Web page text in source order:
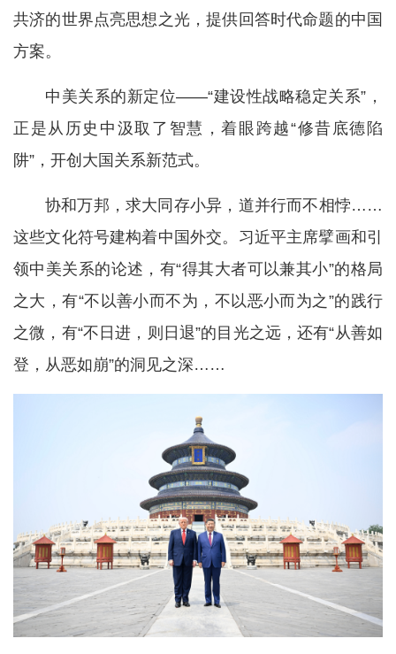
共济的世界点亮思想之光，提供回答时代命题的中国
方案。
中美关系的新定位——“建设性战略稳定关系”，
正是从历史中汲取了智慧，着眼跨越“修昔底德陷
阱”，开创大国关系新范式。
协和万邦，求大同存小异，道并行而不相悖……
这些文化符号建构着中国外交。习近平主席擘画和引
领中美关系的论述，有“得其大者可以兼其小”的格局
之大，有“不以善小而不为，不以恶小而为之”的践行
之微，有“不日进，则日退”的目光之远，还有“从善如
登，从恶如崩”的洞见之深……